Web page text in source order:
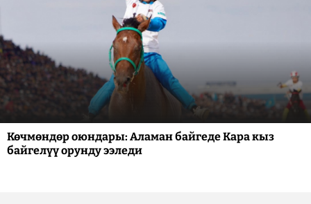
Көчмөндөр оюндары: Аламан байгеде Кара кыз
байгелүү орунду ээледи